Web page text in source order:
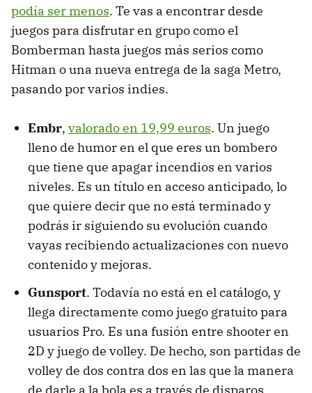
podía ser menos. Te vas a encontrar desde
juegos para disfrutar en grupo como el
Bomberman hasta juegos más serios como
Hitman o una nueva entrega de la saga Metro,
pasando por varios indies.
Embr, valorado en 19,99 euros. Un juego
lleno de humor en el que eres un bombero
que tiene que apagar incendios en varios
niveles. Es un título en acceso anticipado, lo
que quiere decir que no está terminado y
podrás ir siguiendo su evolución cuando
vayas recibiendo actualizaciones con nuevo
contenido y mejoras.
Gunsport. Todavía no está en el catálogo, y
llega directamente como juego gratuito para
usuarios Pro. Es una fusión entre shooter en
2D y juego de volley. De hecho, son partidas de
volley de dos contra dos en las que la manera
de darle a la bola es a través de disparos.